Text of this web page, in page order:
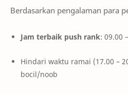
Berdasarkan pengalaman para
Jam terbaik push rank: 09.00
Hindari waktu ramai (17.00 –
bocil/noob